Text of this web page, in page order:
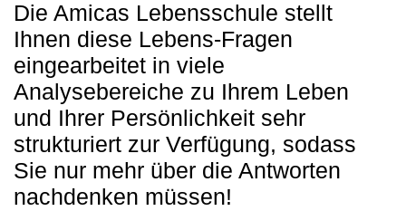
Die Amicas Lebensschule stellt
Ihnen diese Lebens-Fragen
eingearbeitet in viele
Analysebereiche zu Ihrem Leben
und Ihrer Persönlichkeit sehr
strukturiert zur Verfügung, sodass
Sie nur mehr über die Antworten
nachdenken müssen!